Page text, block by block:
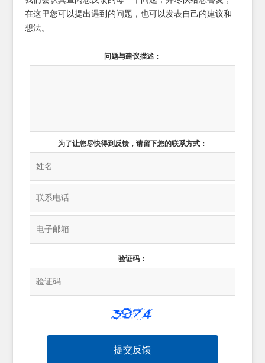
在这里您可以提出遇到的问题，也可以发表自己的建议和
想法。
问题与建议描述：
为了让您尽快得到反馈，请留下您的联系方式：
验证码：